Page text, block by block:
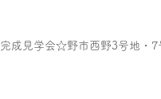
完成見学会☆野市西野3号地・